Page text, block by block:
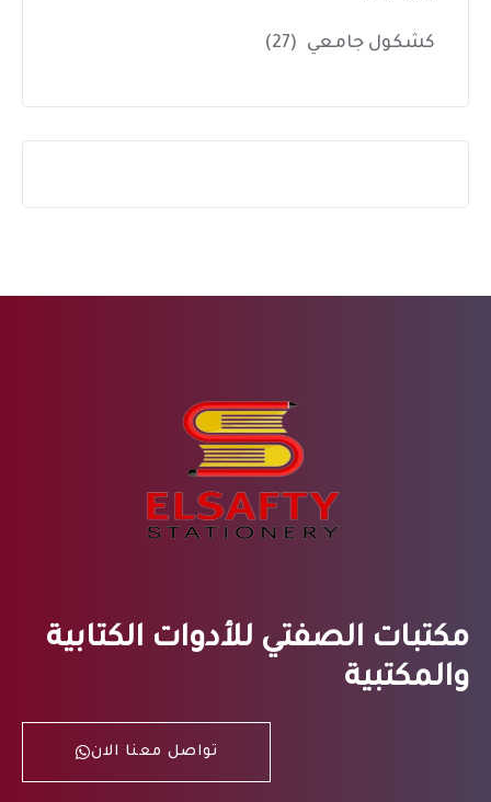
كشكول جامعي (27)
مكتبات الصفتي للأدوات الكتابية
والمكتبية
تواصل معنا الان